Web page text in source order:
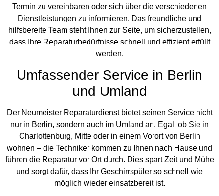
Termin zu vereinbaren oder sich über die verschiedenen
Dienstleistungen zu informieren. Das freundliche und
hilfsbereite Team steht Ihnen zur Seite, um sicherzustellen,
dass Ihre Reparaturbedürfnisse schnell und effizient erfüllt
werden.
Umfassender Service in Berlin
und Umland
Der Neumeister Reparaturdienst bietet seinen Service nicht
nur in Berlin, sondern auch im Umland an. Egal, ob Sie in
Charlottenburg, Mitte oder in einem Vorort von Berlin
wohnen – die Techniker kommen zu Ihnen nach Hause und
führen die Reparatur vor Ort durch. Dies spart Zeit und Mühe
und sorgt dafür, dass Ihr Geschirrspüler so schnell wie
möglich wieder einsatzbereit ist.